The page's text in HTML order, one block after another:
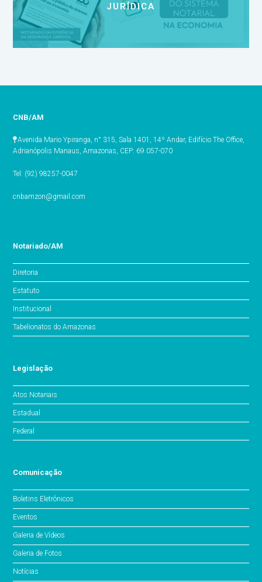
JURÍDICA
CNB/AM
Avenida Mario Ypiranga, n° 315, Sala 1401, 14º Andar, Edifício The Office,
Adrianópolis Manaus, Amazonas, CEP: 69.057-070
Tel: (92) 98257-0047
cnbamzon@gmail.com
Notariado/AM
Diretoria
Estatuto
Institucional
Tabelionatos do Amazonas
Legislação
Atos Notariais
Estadual
Federal
Comunicação
Boletins Eletrônicos
Eventos
Galeria de Vídeos
Galeria de Fotos
Notícias